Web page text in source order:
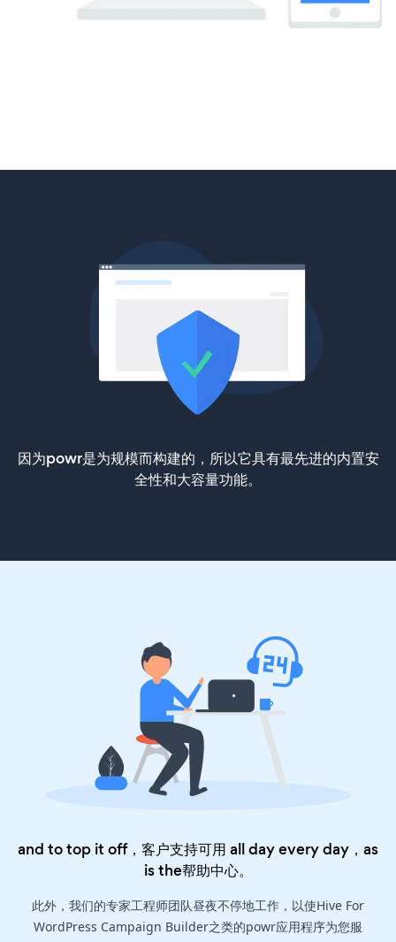
因为powr是为规模而构建的，所以它具有最先进的内置安
全性和大容量功能。
and to top it off，客户支持可用 all day every day，as
is the帮助中心。
此外，我们的专家工程师团队昼夜不停地工作，以使Hive For
WordPress Campaign Builder之类的powr应用程序为您服